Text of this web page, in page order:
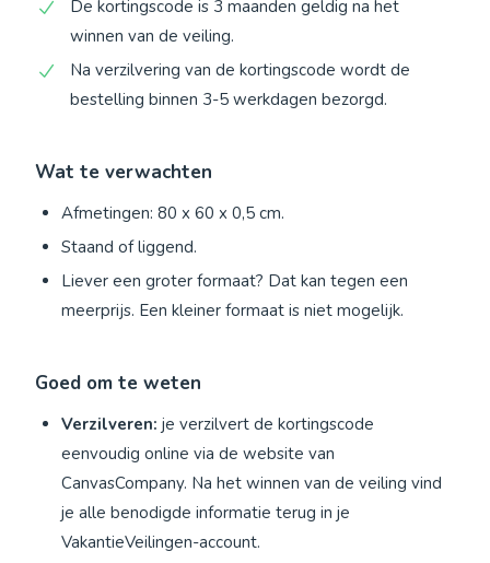
De kortingscode is 3 maanden geldig na het
winnen van de veiling.
Na verzilvering van de kortingscode wordt de
bestelling binnen 3-5 werkdagen bezorgd.
Wat te verwachten
Afmetingen: 80 x 60 x 0,5 cm.
Staand of liggend.
Liever een groter formaat? Dat kan tegen een
meerprijs. Een kleiner formaat is niet mogelijk.
Goed om te weten
Verzilveren: je verzilvert de kortingscode
eenvoudig online via de website van
CanvasCompany. Na het winnen van de veiling vind
je alle benodigde informatie terug in je
VakantieVeilingen-account.